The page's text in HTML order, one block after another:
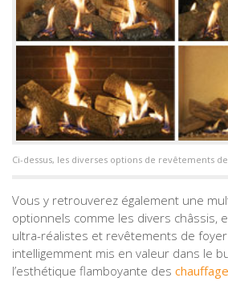
Ci-dessus, les diverses options de revêtements
Vous y retrouverez également une
optionnels comme les divers châssis,
ultra-réalistes et revêtements de
intelligemment mis en valeur dans le
l’esthétique flamboyante des